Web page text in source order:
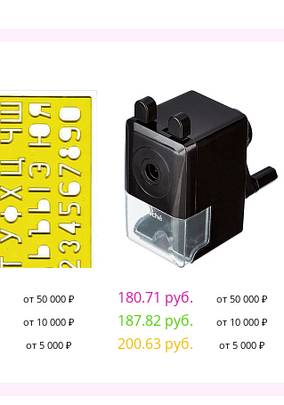
от 50 000 ₽
от 10 000 ₽
от 5 000 ₽
180.71 руб. от 50 000 ₽
187.82 руб. от 10 000 ₽
200.63 руб. от 5 000 ₽